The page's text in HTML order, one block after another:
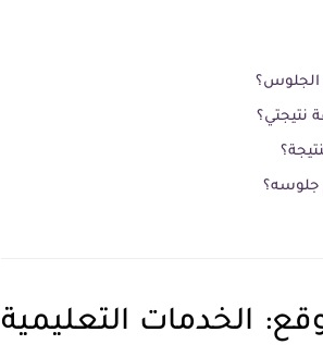
الخدمات التعليمية